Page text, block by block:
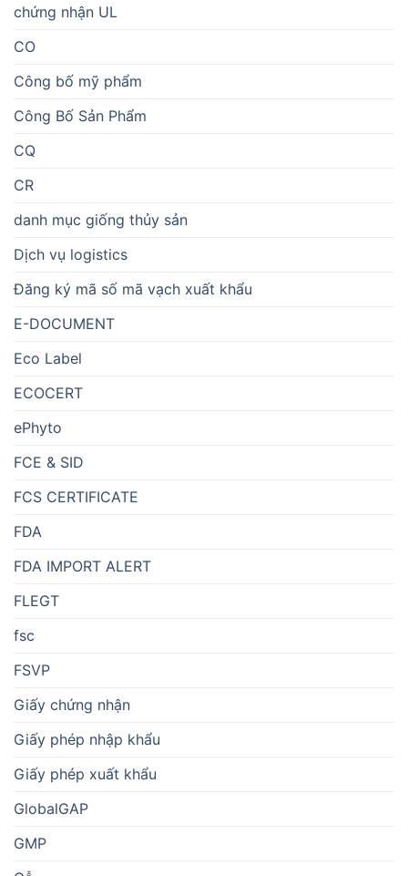
chứng nhận UL
CO
Công bố mỹ phẩm
Công Bố Sản Phẩm
CQ
CR
danh mục giống thủy sản
Dịch vụ logistics
Đăng ký mã số mã vạch xuất khẩu
E-DOCUMENT
Eco Label
ECOCERT
ePhyto
FCE & SID
FCS CERTIFICATE
FDA
FDA IMPORT ALERT
FLEGT
fsc
FSVP
Giấy chứng nhận
Giấy phép nhập khẩu
Giấy phép xuất khẩu
GlobalGAP
GMP